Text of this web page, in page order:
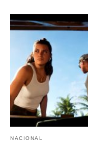
NACIONAL